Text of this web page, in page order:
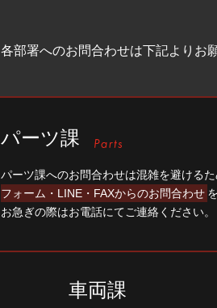
各部署へのお問合わせは下記よりお
パーツ課
パーツ課へのお問合わせは混雑を避ける
フォーム・LINE・FAXからのお問合わせ
お急ぎの際はお電話にてご連絡ください。
車両課